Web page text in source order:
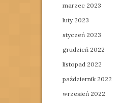
marzec 2023
luty 2023
styczeń 2023
grudzień 2022
listopad 2022
październik 2022
wrzesień 2022